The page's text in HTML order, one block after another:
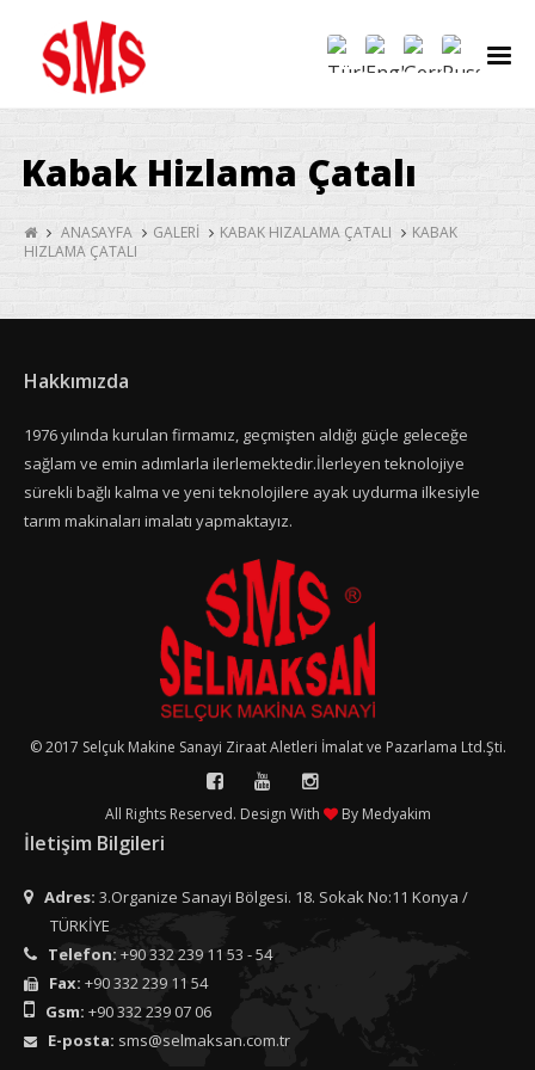
Kabak Hizlama Çatalı
ANASAYFA GALERİ KABAK HIZALAMA ÇATALI
KABAK
HIZLAMA ÇATALI
Hakkımızda
1976 yılında kurulan firmamız, geçmişten aldığı güçle geleceğe
sağlam ve emin adımlarla ilerlemektedir.İlerleyen teknolojiye
sürekli bağlı kalma ve yeni teknolojilere ayak uydurma ilkesiyle
tarım makinaları imalatı yapmaktayız.
© 2017 Selçuk Makine Sanayi Ziraat Aletleri İmalat ve Pazarlama Ltd.Şti.
All Rights Reserved. Design With By Medyakim
İletişim Bilgileri
Adres: 3.Organize Sanayi Bölgesi. 18. Sokak No:11 Konya /
TÜRKİYE
Telefon: +90 332 239 11 53 - 54
Fax: +90 332 239 11 54
Gsm: +90 332 239 07 06
E-posta: sms@selmaksan.com.tr